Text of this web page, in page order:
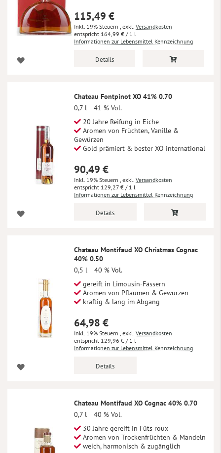
115,49 €
Inkl. 19% Steuern exkl. Versandkosten
164,99 € / 1 l
Informationen zur Lebensmittel Kennzeichnung
Details
Chateau Fontpinot XO 41% 0.70
0,7 l
41 % Vol.
20 Jahre Reifung in Eiche
Aromen von Früchten, Vanille &
Gewürzen
Gold prämiert & bester XO international
90,49 €
Inkl. 19% Steuern exkl. Versandkosten
129,27 € / 1 l
Informationen zur Lebensmittel Kennzeichnung
Details
Chateau Montifaud XO Christmas Cognac
40% 0.50
0,5 l
40 % Vol.
gereift in Limousin-Fässern
Aromen von Pflaumen & Gewürzen
kräftig & lang im Abgang
64,98 €
Inkl. 19% Steuern exkl. Versandkosten
129,96 € / 1 l
Informationen zur Lebensmittel Kennzeichnung
Details
Chateau Montifaud XO Cognac 40% 0.70
0,7 l
40 % Vol.
30 Jahre gereift in Fûts roux
Aromen von Trockenfrüchten & Mandeln
weich, harmonisch & zugänglich